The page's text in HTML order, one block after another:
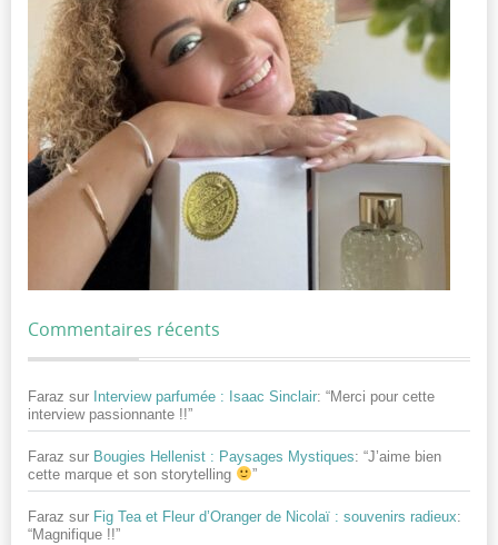
Commentaires récents
Faraz sur Interview parfumée : Isaac Sinclair: “Merci pour cette
interview passionnante !!”
Faraz sur Bougies Hellenist : Paysages Mystiques: “J’aime bien
cette marque et son storytelling
”
Faraz sur Fig Tea et Fleur d’Oranger de Nicolaï : souvenirs radieux:
“Magnifique !!”